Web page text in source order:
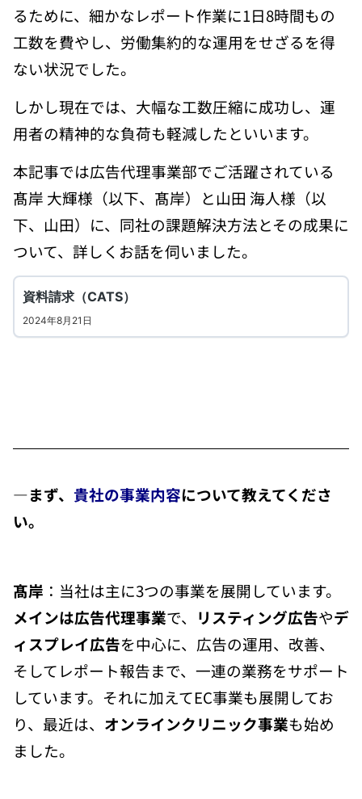
るために、細かなレポート作業に1日8時間もの
工数を費やし、労働集約的な運用をせざるを得
ない状況でした。
しかし現在では、大幅な工数圧縮に成功し、運
用者の精神的な負荷も軽減したといいます。
本記事では広告代理事業部でご活躍されている
髙岸 大輝様（以下、髙岸）と山田 海人様（以
下、山田）に、同社の課題解決方法とその成果に
ついて、詳しくお話を伺いました。
―まず、 貴社の事業内容について教えてくださ
い。
髙岸 ：当社は主に3つの事業を展開しています。
メインは広告代理事業で、 リスティング広告やデ
ィスプレイ広告を中心に、広告の運用、改善、
そしてレポート報告まで、一連の業務をサポート
しています。それに加えてEC事業も展開してお
り、最近は、 オンラインクリニック事業も始め
ました。